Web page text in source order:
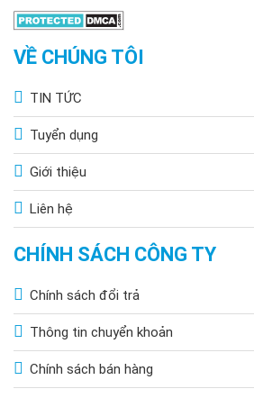
VỀ CHÚNG TÔI
TIN TỨC
Tuyển dụng
Giới thiệu
Liên hệ
CHÍNH SÁCH CÔNG TY
Chính sách đổi trả
Thông tin chuyển khoản
Chính sách bán hàng